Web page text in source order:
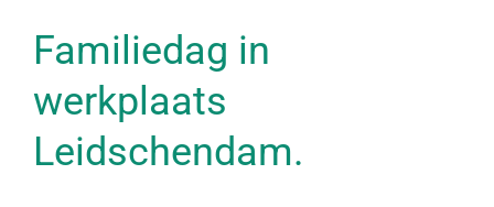
Familiedag in
werkplaats
Leidschendam.